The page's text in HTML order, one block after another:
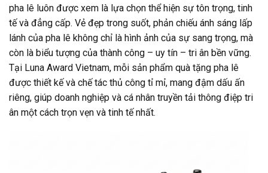
pha lê luôn được xem là lựa chọn thể hiện sự tôn trọng, tinh
tế và đẳng cấp. Vẻ đẹp trong suốt, phản chiếu ánh sáng lấp
lánh của pha lê không chỉ là hình ảnh của sự sang trọng, mà
còn là biểu tượng của thành công – uy tín – tri ân bền vững.
Tại Luna Award Vietnam, mỗi sản phẩm quà tặng pha lê
được thiết kế và chế tác thủ công tỉ mỉ, mang đậm dấu ấn
riêng, giúp doanh nghiệp và cá nhân truyền tải thông điệp tri
ân một cách trọn vẹn và tinh tế nhất.